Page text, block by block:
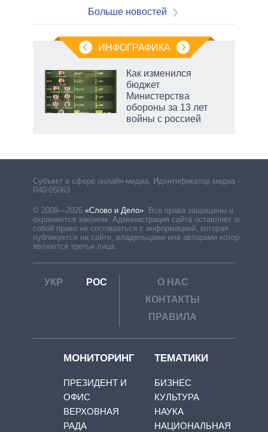
Больше новостей
ИНФОГРАФИКА
Как изменился
бюджет
Министерства
обороны за 13 лет
войны с россией
Субъект в сфере онлайн-медиа. Идентификатор медиа –
R40-05063
© 2009—2026 «Слово и Дело». Все права защищены и
охраняются законом. Администрация сайта оставляет за
собой право не соглашаться с информацией, которая
публикуется на сайте, владельцами или авторами которой
являются третьи лица.
УКР РОС
О НАС
КОНТАКТЫ
ПРАВИЛА
МОНИТОРИНГ
ПРЕЗИДЕНТ И
ОФИС
ВЕРХОВНАЯ
РАДА
ТЕМАТИКИ
БИЗНЕС
КУЛЬТУРА
НАУКА
НАЦИОНАЛЬНАЯ